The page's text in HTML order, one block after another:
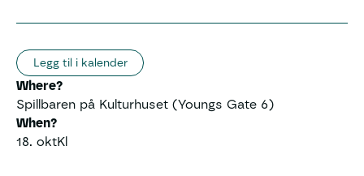
Where?
Spillbaren på Kulturhuset (Youngs Gate 6)
When?
18. oktKl
Legg til i kalender